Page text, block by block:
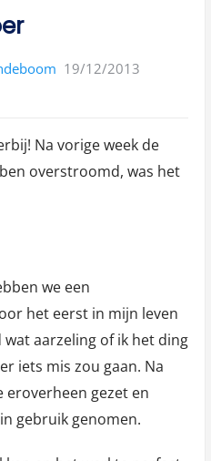
19/12/2013
Na vorige week de
overstroomd, was het
we een
het eerst in mijn leven
wat aarzeling of ik het ding
iets mis zou gaan. Na
eroverheen gezet en
gebruik genomen.